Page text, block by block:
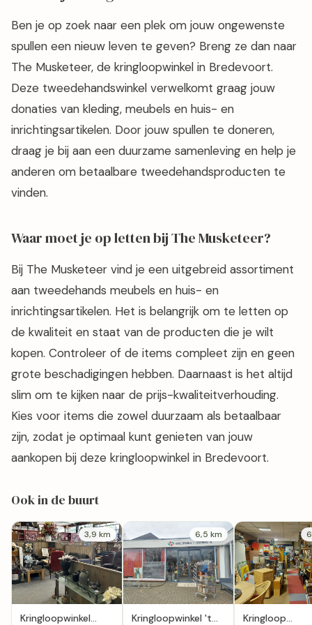
Ben je op zoek naar een plek om jouw ongewenste
spullen een nieuw leven te geven? Breng ze dan naar
The Musketeer, de kringloopwinkel in Bredevoort.
Deze tweedehandswinkel verwelkomt graag jouw
donaties van kleding, meubels en huis- en
inrichtingsartikelen. Door jouw spullen te doneren,
draag je bij aan een duurzame samenleving en help je
anderen om betaalbare tweedehandsproducten te
vinden.
Waar moet je op letten bij The Musketeer?
Bij The Musketeer vind je een uitgebreid assortiment
aan tweedehands meubels en huis- en
inrichtingsartikelen. Het is belangrijk om te letten op
de kwaliteit en staat van de producten die je wilt
kopen. Controleer of de items compleet zijn en geen
grote beschadigingen hebben. Daarnaast is het altijd
slim om te kijken naar de prijs-kwaliteitverhouding.
Kies voor items die zowel duurzaam als betaalbaar
zijn, zodat je optimaal kunt genieten van jouw
aankopen bij deze kringloopwinkel in Bredevoort.
Ook in de buurt
3,9 km
Kringloopwinkel
6,5 km
Kringloopwinkel 't
Kringloop